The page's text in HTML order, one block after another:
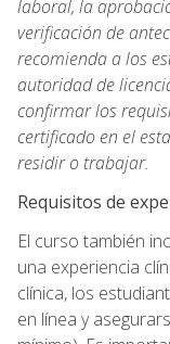
laboral, la
verificación de
recomienda a los
autoridad de
confirmar los
certificado en el
residir o trabajar.
Requisitos de
El curso también
una experiencia
clínica, los
en línea y